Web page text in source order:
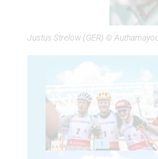
Justus Strelow (GER) ©
1